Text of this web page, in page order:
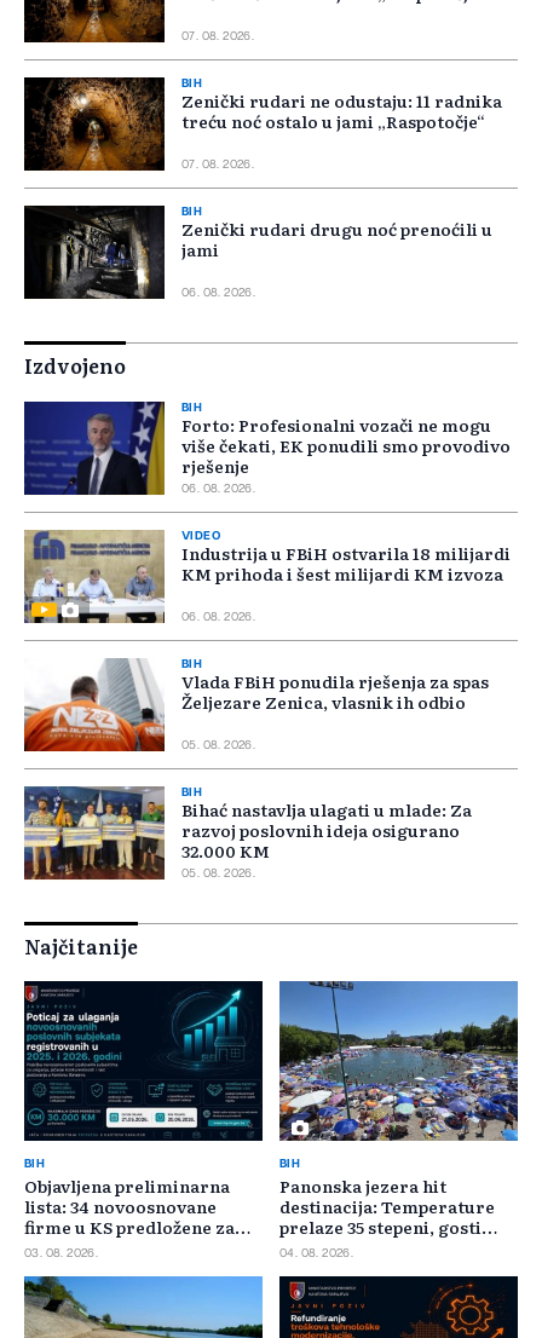
07. 08. 2026.
BIH
Zenički rudari ne odustaju: 11 radnika
treću noć ostalo u jami „Raspotočje“
07. 08. 2026.
BIH
Zenički rudari drugu noć prenoćili u
jami
06. 08. 2026.
Izdvojeno
BIH
Forto: Profesionalni vozači ne mogu
više čekati, EK ponudili smo provodivo
rješenje
06. 08. 2026.
VIDEO
Industrija u FBiH ostvarila 18 milijardi
KM prihoda i šest milijardi KM izvoza
06. 08. 2026.
BIH
Vlada FBiH ponudila rješenja za spas
Željezare Zenica, vlasnik ih odbio
05. 08. 2026.
BIH
Bihać nastavlja ulagati u mlade: Za
razvoj poslovnih ideja osigurano
32.000 KM
05. 08. 2026.
Najčitanije
BIH
Objavljena preliminarna
lista: 34 novoosnovane
firme u KS predložene za
400.000 KM poticaja
03. 08. 2026.
BIH
Panonska jezera hit
destinacija: Temperature
prelaze 35 stepeni, gosti
pristižu iz cijele regije
04. 08. 2026.